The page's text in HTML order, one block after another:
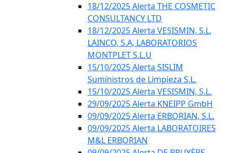
18/12/2025 Alerta THE COSMETIC
CONSULTANCY LTD
18/12/2025 Alerta VESISMIN, S.L,
LAINCO, S.A, LABORATORIOS
MONTPLET S.L.U
15/10/2025 Alerta SISLIM
Suministros de Limpieza S.L.
15/10/2025 Alerta VESISMIN, S.L.
29/09/2025 Alerta KNEIPP GmbH
09/09/2025 Alerta ERBORIAN, S.L.
09/09/2025 Alerta LABORATOIRES
M&L ERBORIAN